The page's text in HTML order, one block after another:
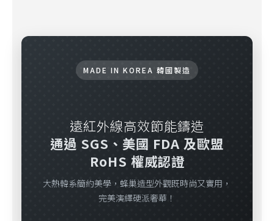
MADE IN KOREA 韓國製造
遠紅外線高效節能鑄造
通過 SGS、美國 FDA 及歐盟
RoHS 權威認證
大熱韓系簡約美學，蜂巢造型外觀既時尚又實用，
完美演繹硬派奢華！